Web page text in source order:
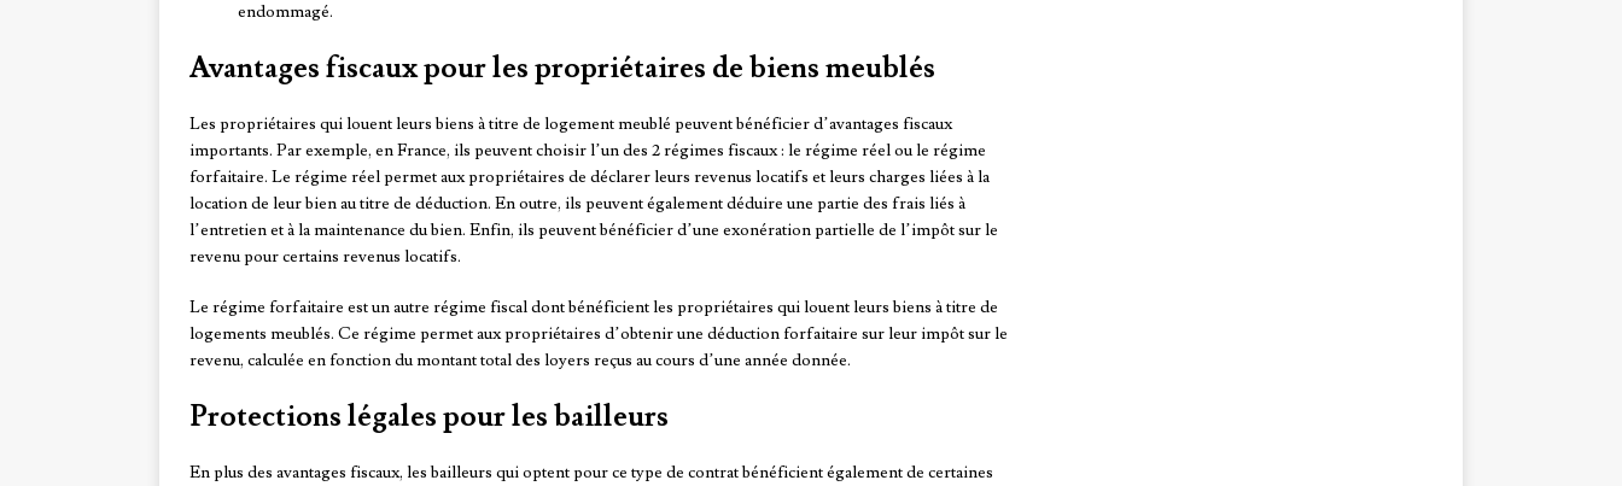
endommagé.
Avantages fiscaux pour les propriétaires de biens meublés
Les propriétaires qui louent leurs biens à titre de logement meublé peuvent bénéficier d’avantages fiscaux
importants. Par exemple, en France, ils peuvent choisir l’un des 2 régimes fiscaux : le régime réel ou le régime
forfaitaire. Le régime réel permet aux propriétaires de déclarer leurs revenus locatifs et leurs charges liées à la
location de leur bien au titre de déduction. En outre, ils peuvent également déduire une partie des frais liés à
l’entretien et à la maintenance du bien. Enfin, ils peuvent bénéficier d’une exonération partielle de l’impôt sur le
revenu pour certains revenus locatifs.
Le régime forfaitaire est un autre régime fiscal dont bénéficient les propriétaires qui louent leurs biens à titre de
logements meublés. Ce régime permet aux propriétaires d’obtenir une déduction forfaitaire sur leur impôt sur le
revenu, calculée en fonction du montant total des loyers reçus au cours d’une année donnée.
Protections légales pour les bailleurs
En plus des avantages fiscaux, les bailleurs qui optent pour ce type de contrat bénéficient également de certaines